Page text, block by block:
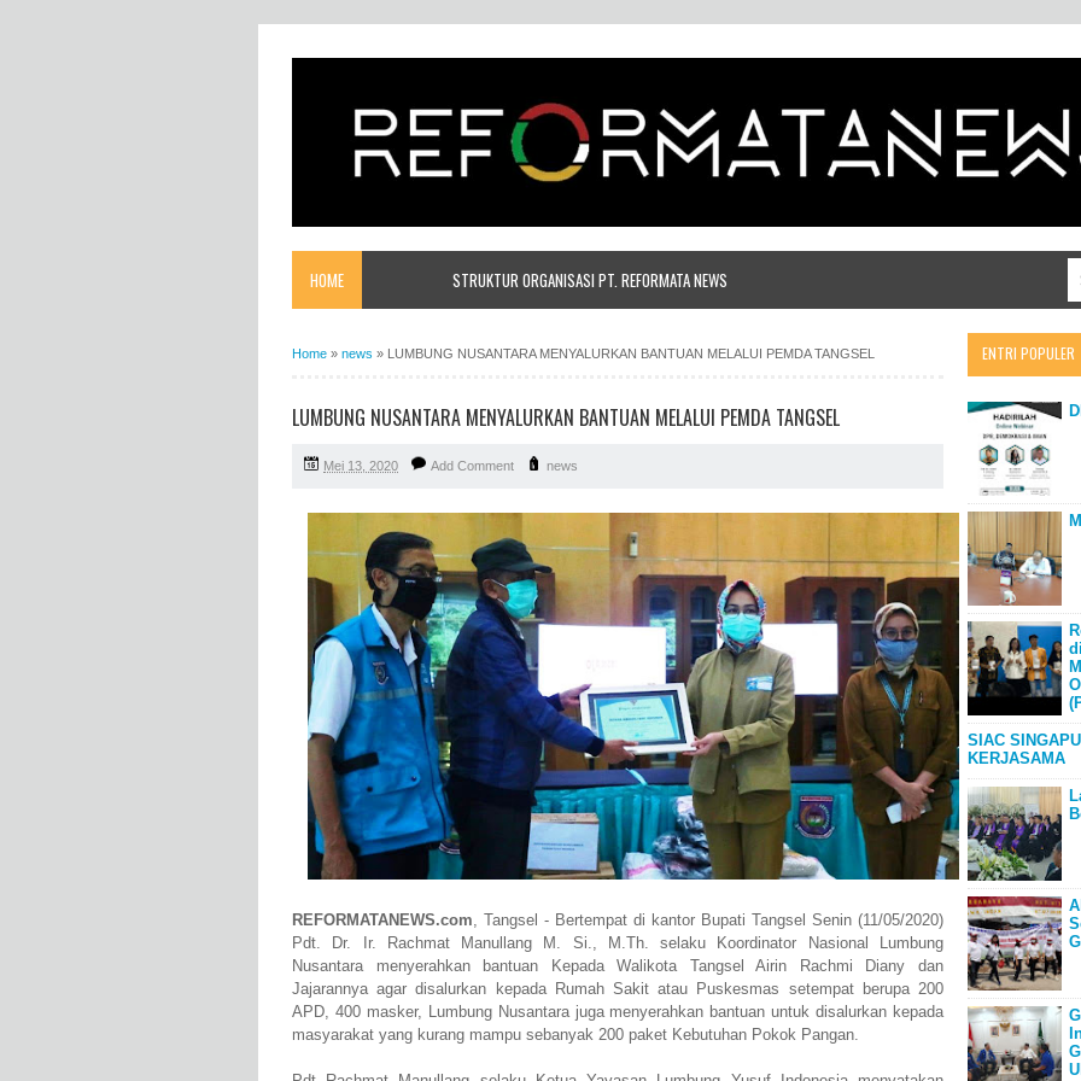
HOME STRUKTUR ORGANISASI PT. REFORMATA NEWS
Home » news » LUMBUNG NUSANTARA MENYALURKAN BANTUAN MELALUI PEMDA TANGSEL
LUMBUNG NUSANTARA MENYALURKAN BANTUAN MELALUI PEMDA TANGSEL
Mei 13, 2020 Add Comment news
REFORMATANEWS.com
Tangsel - Bertempat di kantor Bupati Tangsel Senin (11/05/2020)
Pdt. Dr. Ir. Rachmat Manullang M. Si., M.Th. selaku Koordinator Nasional Lumbung
Nusantara menyerahkan bantuan Kepada Walikota Tangsel Airin Rachmi Diany dan
Jajarannya agar disalurkan kepada Rumah Sakit atau Puskesmas setempat berupa 200
APD, 400 masker, Lumbung Nusantara juga menyerahkan bantuan untuk disalurkan kepada
masyarakat yang kurang mampu sebanyak 200 paket Kebutuhan Pokok Pangan.
ENTRI POPULER
SIAC
KERJASAMA